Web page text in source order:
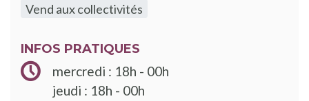
Vend aux collectivités
INFOS PRATIQUES
mercredi : 18h - 00h
jeudi : 18h - 00h